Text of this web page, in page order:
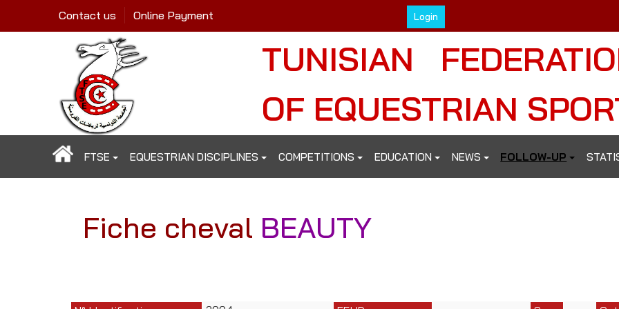
Login
Contact us Online Payment
TUNISIAN
OF EQUESTRIAN
FTSE EQUESTRIAN DISCIPLINES COMPETITIONS EDUCATION NEWS FOLLOW-UP
Fiche cheval BEAUTY